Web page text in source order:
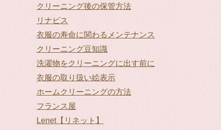
クリーニング後の保管方法
リナビス
衣服の寿命に関わるメンテナンス
クリーニング豆知識
洗濯物をクリーニングに出す前に
衣服の取り扱い絵表示
ホームクリーニングの方法
フランス屋
Lenet【リネット】